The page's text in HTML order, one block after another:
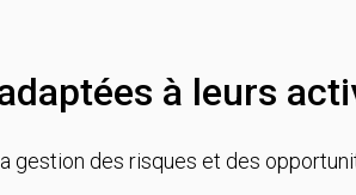
à leurs
gestion des risques et des